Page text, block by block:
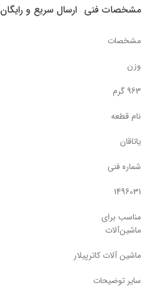
مشخصات فنی ارسال سریع و رایگان
مشخصات
وزن
963 گرم
نام قطعه
یاتاقان
شماره فنی
1496031
مناسب برای
ماشین‌آلات
ماشین آلات کاترپیلار
سایر توضیحات